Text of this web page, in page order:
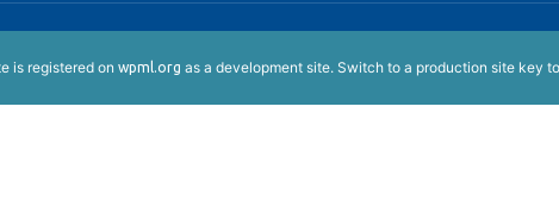
is registered on wpml.org as a development site. Switch to a production site key to